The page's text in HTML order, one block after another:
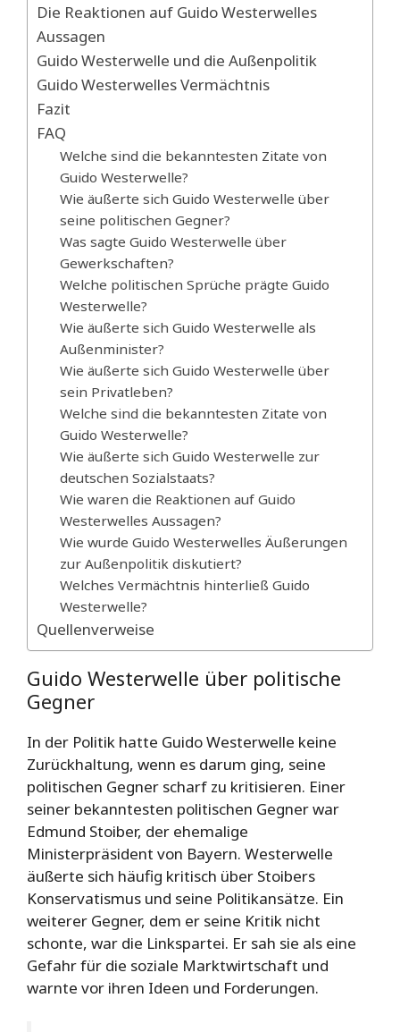
Die Reaktionen auf Guido Westerwelles
Aussagen
Guido Westerwelle und die Außenpolitik
Guido Westerwelles Vermächtnis
Fazit
FAQ
Welche sind die bekanntesten Zitate von
Guido Westerwelle?
Wie äußerte sich Guido Westerwelle über
seine politischen Gegner?
Was sagte Guido Westerwelle über
Gewerkschaften?
Welche politischen Sprüche prägte Guido
Westerwelle?
Wie äußerte sich Guido Westerwelle als
Außenminister?
Wie äußerte sich Guido Westerwelle über
sein Privatleben?
Welche sind die bekanntesten Zitate von
Guido Westerwelle?
Wie äußerte sich Guido Westerwelle zur
deutschen Sozialstaats?
Wie waren die Reaktionen auf Guido
Westerwelles Aussagen?
Wie wurde Guido Westerwelles Äußerungen
zur Außenpolitik diskutiert?
Welches Vermächtnis hinterließ Guido
Westerwelle?
Quellenverweise
Guido Westerwelle über politische
Gegner
In der Politik hatte Guido Westerwelle keine
Zurückhaltung, wenn es darum ging, seine
politischen Gegner scharf zu kritisieren. Einer
seiner bekanntesten politischen Gegner war
Edmund Stoiber, der ehemalige
Ministerpräsident von Bayern. Westerwelle
äußerte sich häufig kritisch über Stoibers
Konservatismus und seine Politikansätze. Ein
weiterer Gegner, dem er seine Kritik nicht
schonte, war die Linkspartei. Er sah sie als eine
Gefahr für die soziale Marktwirtschaft und
warnte vor ihren Ideen und Forderungen.